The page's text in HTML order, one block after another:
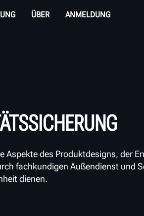
ÜBER ANMELDUNG
des Produktdesigns, der
fachkundigen Außendienst und
dienen.